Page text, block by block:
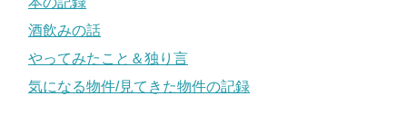
酒飲みの話
やってみたこと＆独り言
気になる物件/見てきた物件の記録